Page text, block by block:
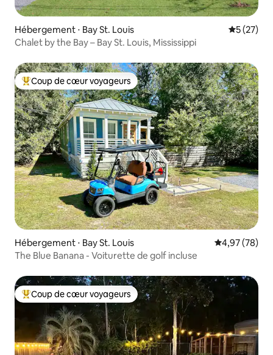
Hébergement ⋅ Bay St. Louis
5 (27)
Chalet by the Bay – Bay St. Louis, Mississippi
Coups de cœur voyageurs les plus appréciés
Coup de cœur voyageurs
Hébergement ⋅ Bay St. Louis Évaluation
4,97 (78)
The Blue Banana - Voiturette de golf incluse
Coups de cœur voyageurs les plus appréciés
Coup de cœur voyageurs